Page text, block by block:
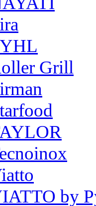
Grill
by